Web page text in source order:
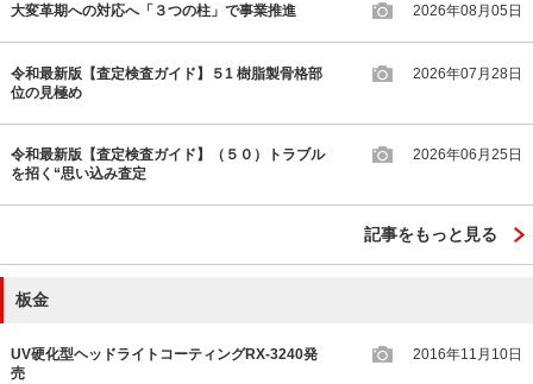
大変革期への対応へ「３つの柱」で事業推進 2026年08月05日
令和最新版【査定検査ガイド】５1 樹脂製骨格部
位の見極め
2026年07月28日
令和最新版【査定検査ガイド】（５０）トラブル
を招く“思い込み査定
2026年06月25日
記事をもっと見る
板金
UV硬化型ヘッドライトコーティングRX-3240発
売
2016年11月10日